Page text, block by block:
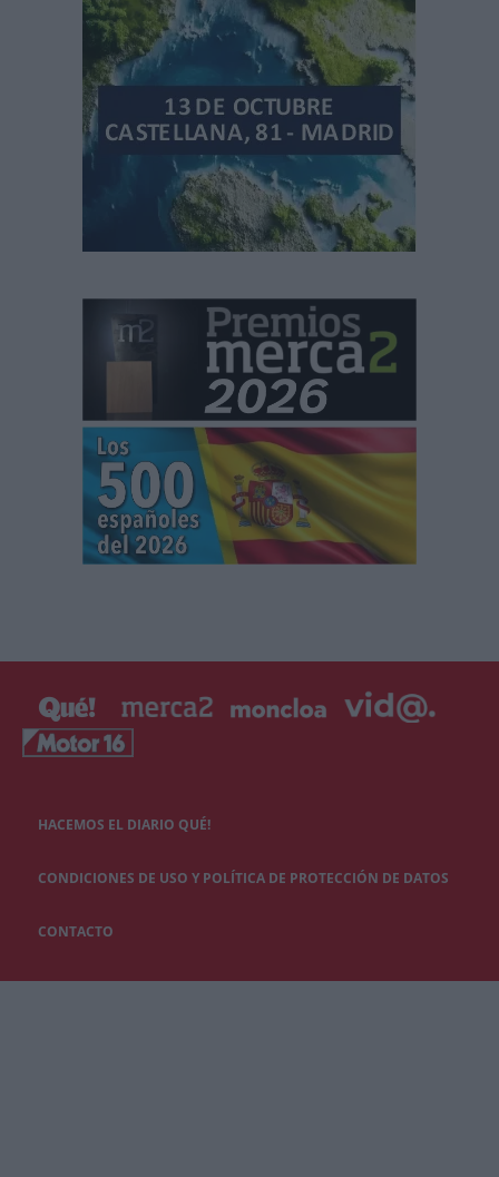
HACEMOS EL DIARIO QUÉ!
CONDICIONES DE USO Y POLÍTICA DE PROTECCIÓN DE DATOS
CONTACTO